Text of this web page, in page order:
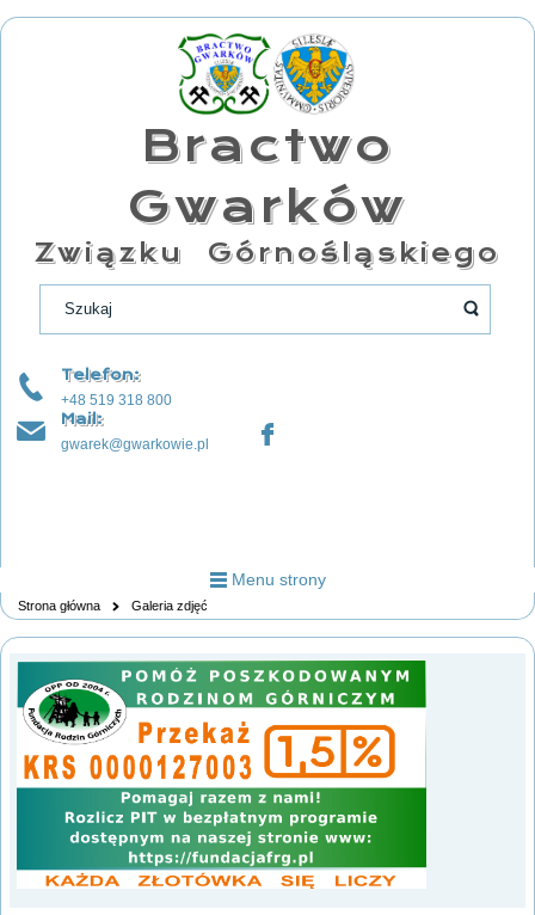
Bractwo
Gwarków
Związku Górnośląskiego
Telefon:
+48 519 318 800
Mail:
gwarek@gwarkowie.pl
Menu strony
Strona główna Galeria zdjęć